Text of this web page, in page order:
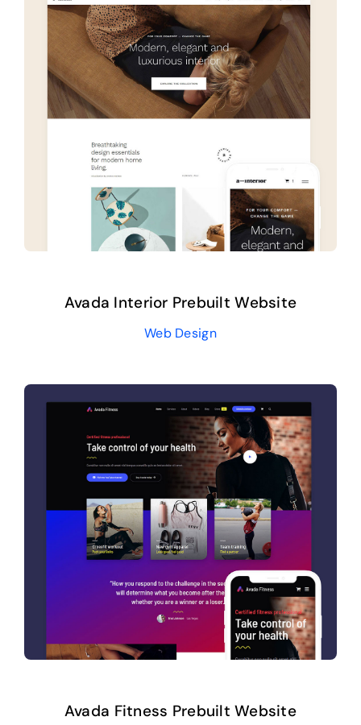
Avada Interior Prebuilt Website
Web Design
Avada Fitness Prebuilt Website